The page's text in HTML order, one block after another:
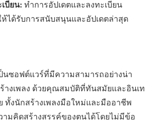
บียน: ทำการอัปเดตและลงทะเบียน
ให้ได้รับการสนับสนุนและอัปเดตล่าสุด
นซอฟต์แวร์ที่มีความสามารถอย่างน่า
างเพลง ด้วยคุณสมบัติที่ทันสมัยและอินเท
ทั้งนักสร้างเพลงมือใหม่และมืออาชีพ
ามคิดสร้างสรรค์ของตนได้โดยไม่มีข้อ